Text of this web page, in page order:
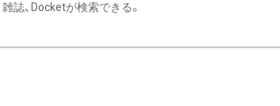
雑誌、Docketが検索できる。